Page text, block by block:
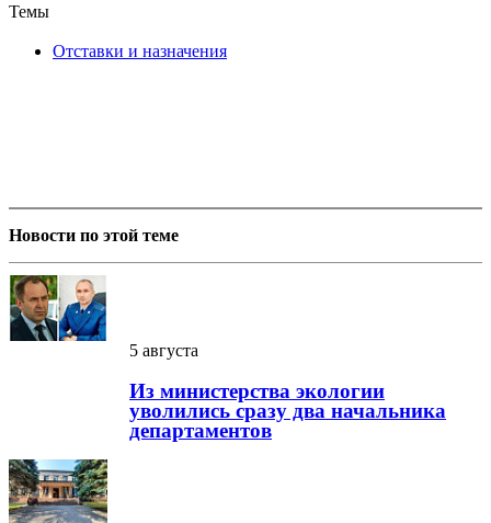
Темы
Отставки и назначения
Новости по этой теме
5 августа
Из министерства экологии
уволились сразу два начальника
департаментов